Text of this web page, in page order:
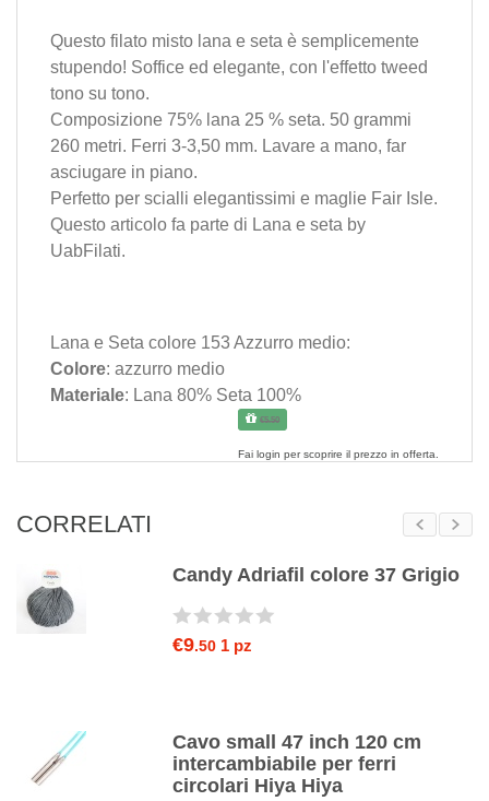
Questo filato misto lana e seta è semplicemente
stupendo! Soffice ed elegante, con l'effetto tweed
tono su tono.
Composizione 75% lana 25 % seta. 50 grammi
260 metri. Ferri 3-3,50 mm. Lavare a mano, far
asciugare in piano.
Perfetto per scialli elegantissimi e maglie Fair Isle.
Questo articolo fa parte di Lana e seta by
UabFilati.
Lana e Seta colore 153 Azzurro medio:
Colore: azzurro medio
Materiale: Lana 80% Seta 100%
€5.50
Fai login per scoprire il prezzo in offerta.
CORRELATI
Candy Adriafil colore 37 Grigio
€9.50 1 pz
Cavo small 47 inch 120 cm
intercambiabile per ferri
circolari Hiya Hiya